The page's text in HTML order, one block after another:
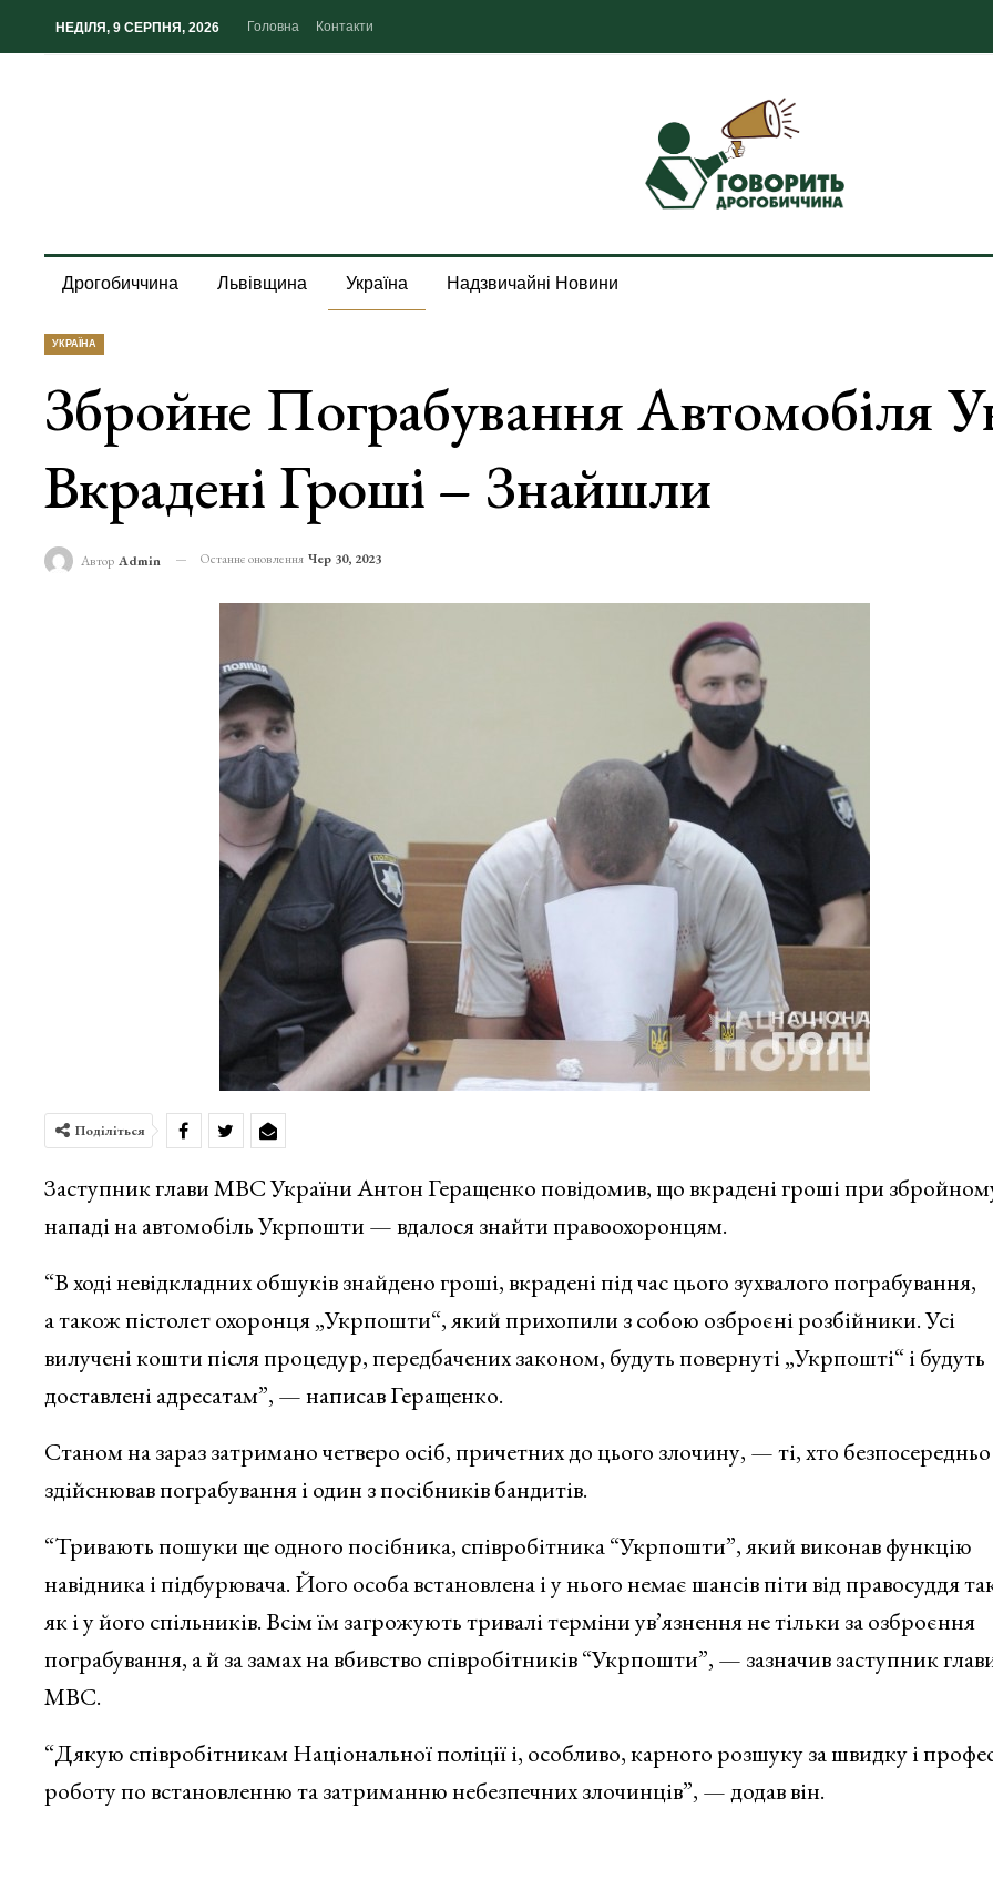
НЕДІЛЯ, 9 СЕРПНЯ, 2026 Головна Контакти
Дрогобиччина Львівщина Україна Надзвичайні Новини
УКРАЇНА
Збройне Пограбування Автомобіля
Вкрадені Гроші – Знайшли
Автор Admin Останнє оновлення Чер 30, 2023
Поділіться
Заступник глави МВС України Антон Геращенко повідомив, що вкрадені гроші при
нападі на автомобіль Укрпошти — вдалося знайти правоохоронцям.
“В ході невідкладних обшуків знайдено гроші, вкрадені під час цього зухвалого пограбування,
а також пістолет охоронця „Укрпошти“, який прихопили з собою озброєні розбійники. Усі
вилучені кошти після процедур, передбачених законом, будуть повернуті „Укрпошті“ і будуть
доставлені адресатам”, — написав Геращенко.
Станом на зараз затримано четверо осіб, причетних до цього злочину, — ті, хто безпосередньо
здійснював пограбування і один з посібників бандитів.
“Тривають пошуки ще одного посібника, співробітника “Укрпошти”, який виконав функцію
навідника і підбурювача. Його особа встановлена і у нього немає шансів піти від правосуддя
як і у його спільників. Всім їм загрожують тривалі терміни ув’язнення не тільки за озброєння
пограбування, а й за замах на вбивство співробітників “Укрпошти”, — зазначив заступник
МВС.
“Дякую співробітникам Національної поліції і, особливо, карного розшуку за швидку і
роботу по встановленню та затриманню небезпечних злочинців”, — додав він.